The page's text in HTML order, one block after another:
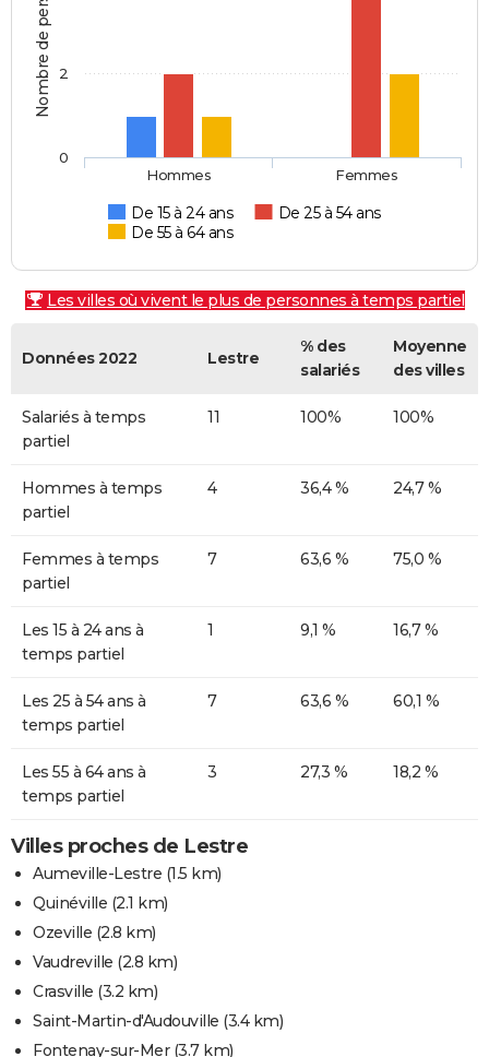
De 15 à 24 ans
De 25 à 54 ans
De 55 à 64 ans
Hommes Femmes
0
2
Les villes où vivent le plus de personnes à temps partiel
Données 2022 Lestre
% des
salariés
Moyenne
des villes
Salariés à temps
partiel
11 100% 100%
Hommes à temps
partiel
4 36,4 % 24,7 %
Femmes à temps
partiel
7 63,6 % 75,0 %
Les 15 à 24 ans à
temps partiel
1 9,1 % 16,7 %
Les 25 à 54 ans à
temps partiel
7 63,6 % 60,1 %
Les 55 à 64 ans à
temps partiel
3 27,3 % 18,2 %
Villes proches de Lestre
Aumeville-Lestre (1.5 km)
Quinéville (2.1 km)
Ozeville (2.8 km)
Vaudreville (2.8 km)
Crasville (3.2 km)
Saint-Martin-d'Audouville (3.4 km)
Fontenay-sur-Mer(3.7 km)